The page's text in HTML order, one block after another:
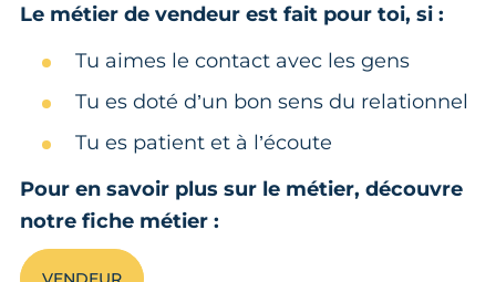
Le métier de vendeur est fait pour toi, si :
Tu aimes le contact avec les gens
Tu es doté d’un bon sens du relationnel
Tu es patient et à l’écoute
Pour en savoir plus sur le métier, découvre
notre fiche métier :